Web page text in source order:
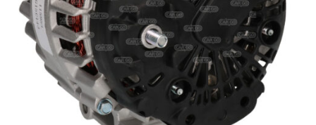
Techniek Blog
Nederlands
Submenu